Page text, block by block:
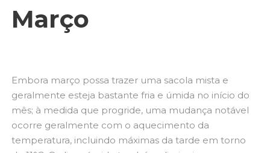
Março
Embora março possa trazer uma sacola mista e
geralmente esteja bastante fria e úmida no início do
mês; à medida que progride, uma mudança notável
ocorre geralmente com o aquecimento da
temperatura, incluindo máximas da tarde em torno